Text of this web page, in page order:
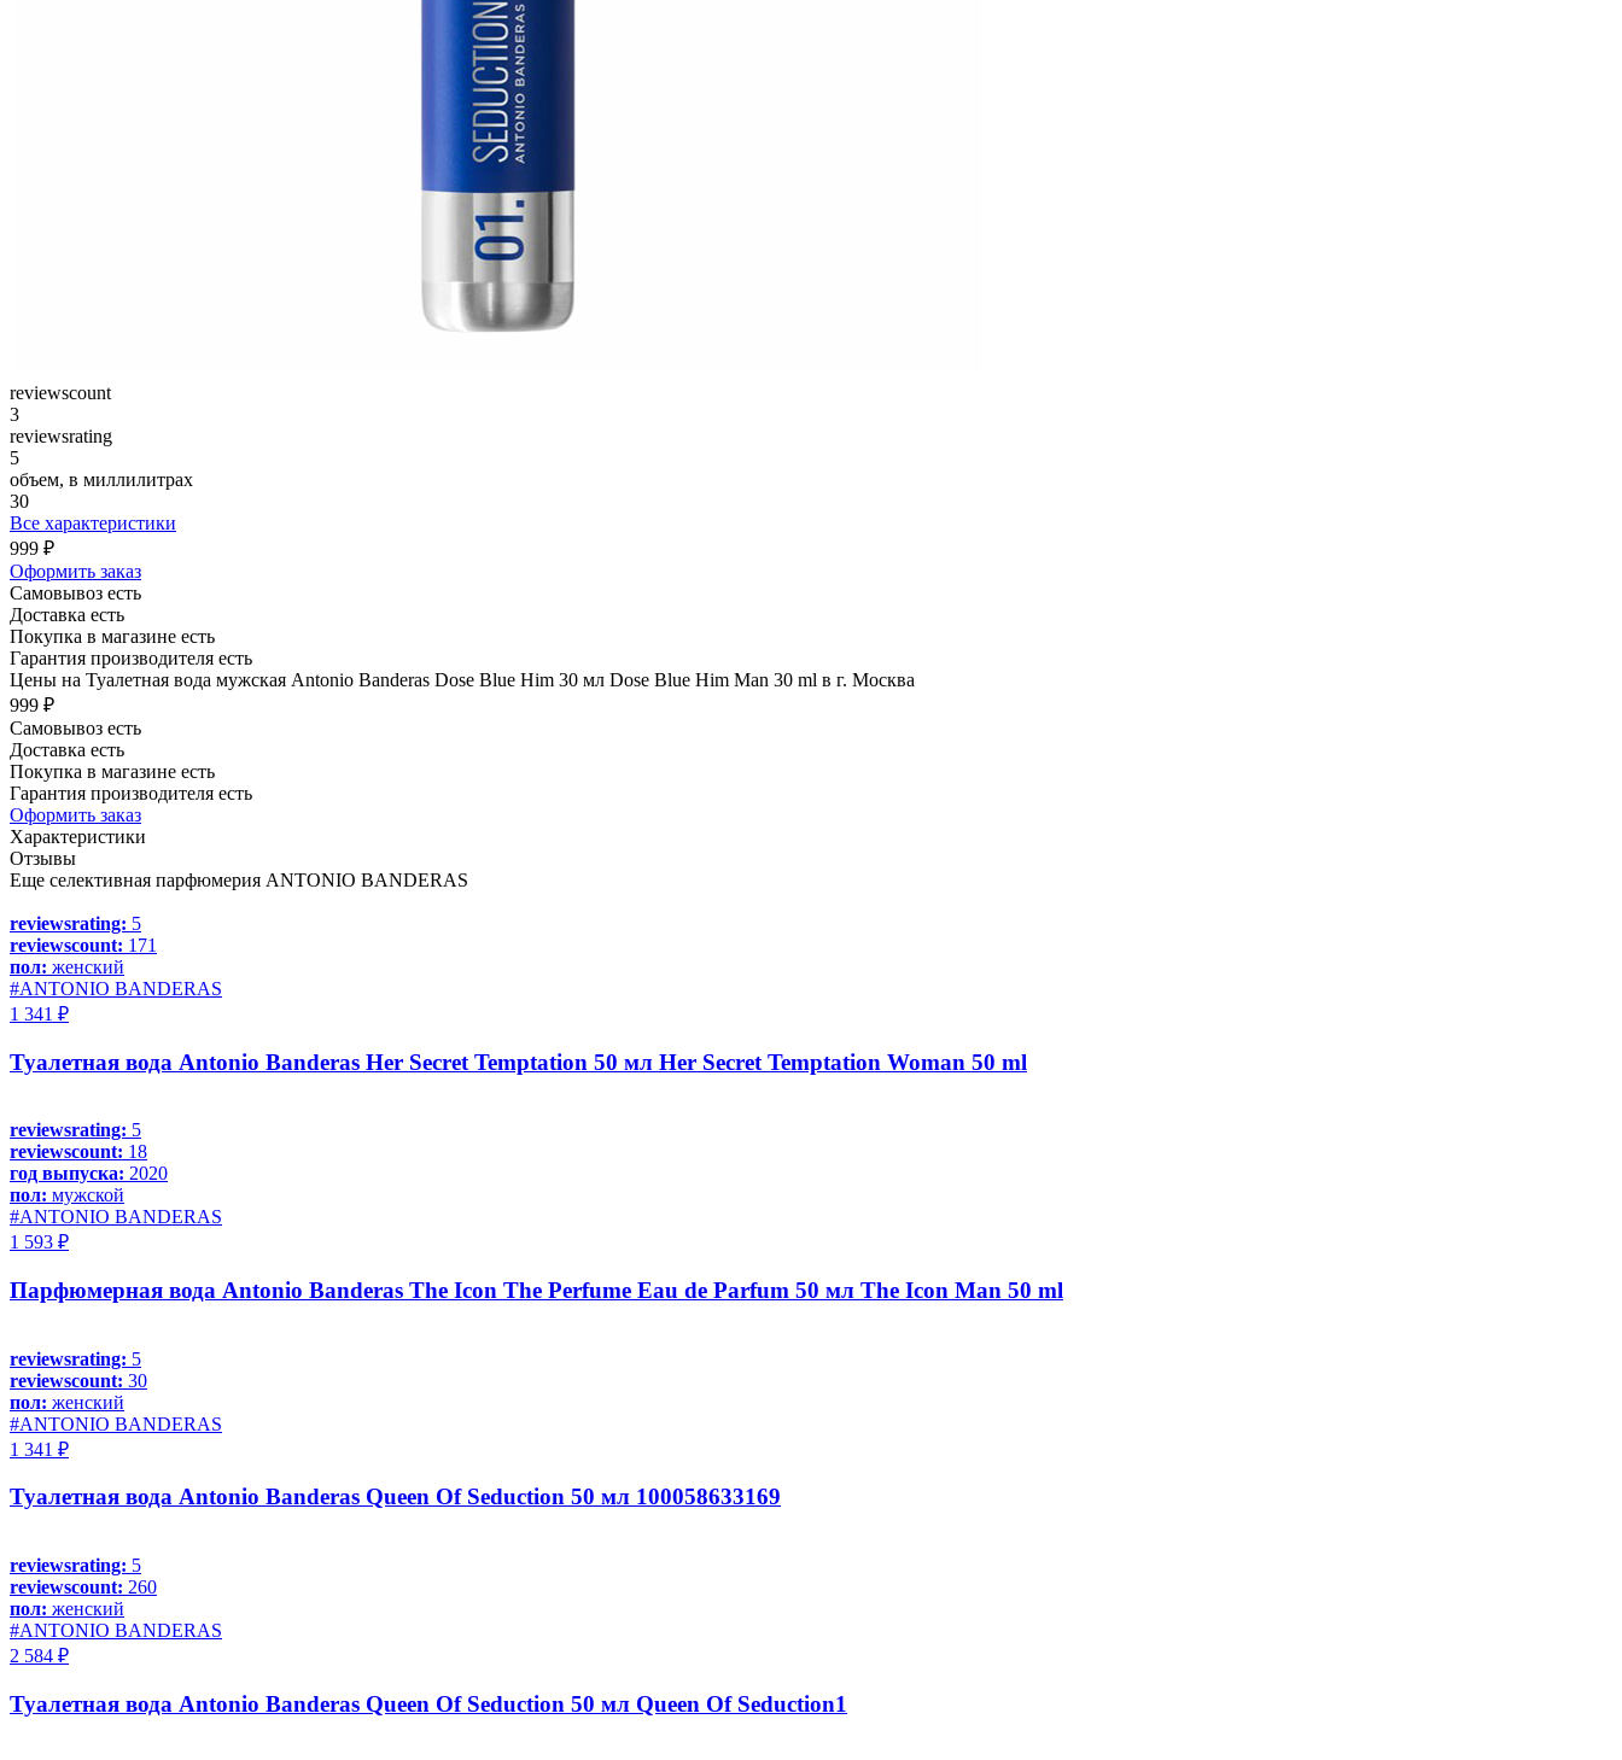
reviewscount
3
reviewsrating
5
объем, в миллилитрах
30
Все характеристики
999 ₽
Оформить заказ
Самовывоз есть
Доставка есть
Покупка в магазине есть
Гарантия производителя есть
Цены на Туалетная вода мужская Antonio Banderas Dose Blue Him 30 мл Dose Blue Him Man 30 ml в г. Москва
999 ₽
Самовывоз есть
Доставка есть
Покупка в магазине есть
Гарантия производителя есть
Оформить заказ
Характеристики
Отзывы
Еще селективная парфюмерия ANTONIO BANDERAS
reviewsrating: 5
reviewscount: 171
пол: женский
#ANTONIO BANDERAS
1 341 ₽
Туалетная вода Antonio Banderas Her Secret Temptation 50 мл Her Secret Temptation Woman 50 ml
reviewsrating: 5
reviewscount: 18
год выпуска: 2020
пол: мужской
#ANTONIO BANDERAS
1 593 ₽
Парфюмерная вода Antonio Banderas The Icon The Perfume Eau de Parfum 50 мл The Icon Man 50 ml
reviewsrating: 5
reviewscount: 30
пол: женский
#ANTONIO BANDERAS
1 341 ₽
Туалетная вода Antonio Banderas Queen Of Seduction 50 мл 100058633169
reviewsrating: 5
reviewscount: 260
пол: женский
#ANTONIO BANDERAS
2 584 ₽
Туалетная вода Antonio Banderas Queen Of Seduction 50 мл Queen Of Seduction1